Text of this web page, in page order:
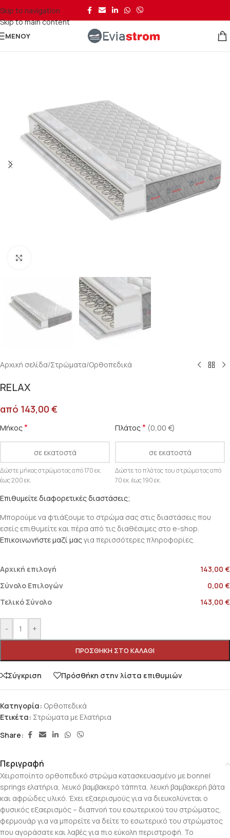
Skip to navigation
Skip to main content
ΜΕΝΟΎ
Αρχική σελίδα/Στρώματα/Oρθοπεδικά
RELAX
από 143,00 €
Μήκος*
Δώστε μήκος στρώματος από 170 εκ.
έως 200 εκ.
Πλάτος* (0,00 €)
Δώστε το πλάτος του στρώματος από
70 εκ. έως 190 εκ.
Επιθυμείτε διαφορετικές διαστάσεις;
Μπορούμε να φτιάξουμε το στρώμα σας στις διαστάσεις που
εσείς επιθυμείτε και πέρα από τις διαθέσιμες στο e-shop.
Επικοινωνήστε μαζί μαςγια περισσότερες πληροφορίες.
Αρχική επιλογή
143,00 €
Σύνολο Επιλογών
0,00 €
Τελικό Σύνολο
143,00 €
- +
ΠΡΟΣΘΉΚΗ ΣΤΟ ΚΑΛΆΘΙ
Σύγκριση Πρόσθήκη στην λίστα επιθυμιών
Κατηγορία: Oρθοπεδικά
Ετικέτα: Στρώματα με Ελατήρια
Share:
Περιγραφή
Χειροποίητο ορθοπεδικό στρώμα κατασκευασμένο με bonnel
springs ελατήρια, λευκό βαμβακερό τάπητα, λευκή βαμβακερή βάτα
και αφρώδες υλικό. Έχει εξαερισμούς για να διευκολύνεται ο
φυσικός εξαερισμός – διαπνοή του εσωτερικού του στρώματος,
φερμουάρ για να μπορείτε να δείτε το εσωτερικό του στρώματος
που αγοράσατε και λαβές για πιο εύκολη περιστροφή. Το